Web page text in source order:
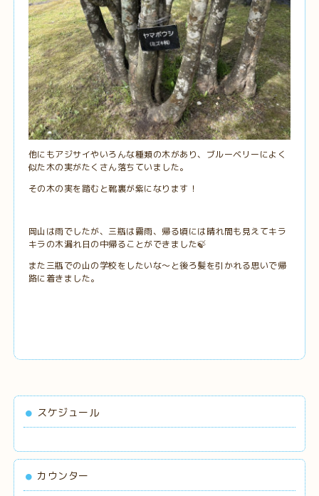
他にもアジサイやいろんな種類の木があり、ブルーベリーによく
似た木の実がたくさん落ちていました。
その木の実を踏むと靴裏が紫になります！
岡山は雨でしたが、三瓶は霧雨、帰る頃には晴れ間も見えてキラ
キラの木漏れ日の中帰ることができました🍃
また三瓶での山の学校をしたいな～と後ろ髪を引かれる思いで帰
路に着きました。
スケジュール
カウンター